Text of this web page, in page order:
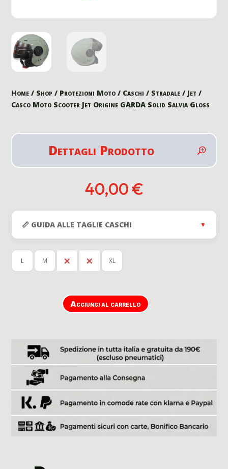
Home / Shop / Protezioni Moto / Caschi / Stradale / Jet /
Casco Moto Scooter Jet Origine GARDA Solid Salvia Gloss
Dettagli Prodotto
40,00 €
📏 GUIDA ALLE TAGLIE CASCHI ▼
L M S XS XL
Aggiungi al carrello